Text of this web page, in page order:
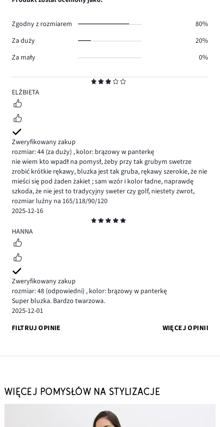
3
ELŻBIETA
Zweryfikowany zakup
rozmiar: 44 (za duży) , kolor: brązowy w panterkę
nie wiem kto wpadł na pomysł, żeby przy tak grubym swetrze
zrobić krótkie rękawy, bluzka jest tak gruba, rękawy szerokie, że nie
mieści się pod żaden żakiet ; sam wzór i kolor ładne, naprawdę
szkoda, że nie jest to tradycyjny sweter czy golf, niestety zwrot,
rozmiar luźny na 165/118/90/120
2025-12-16
5
HANNA
Zweryfikowany zakup
rozmiar: 48 (odpowiedni) , kolor: brązowy w panterkę
Super bluzka. Bardzo twarzowa.
2025-12-01
FILTRUJ OPINIE
WIĘCEJ OPINII
Zgodny z rozmiarem
80%
Za duży
20%
Za mały
0%
WIĘCEJ POMYSŁÓW NA STYLIZACJE